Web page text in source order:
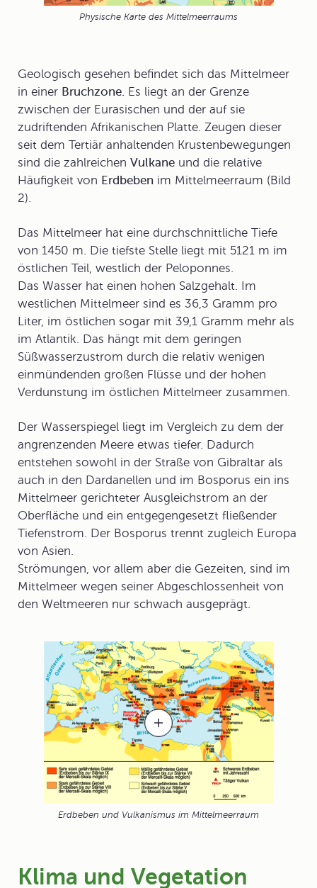
Physische Karte des Mittelmeerraums
Geologisch gesehen befindet sich das Mittelmeer
in einer Bruchzone. Es liegt an der Grenze
zwischen der Eurasischen und der auf sie
zudriftenden Afrikanischen Platte. Zeugen dieser
seit dem Tertiär anhaltenden Krustenbewegungen
sind die zahlreichen Vulkane und die relative
Häufigkeit von Erdbeben im Mittelmeerraum (Bild
2).
Das Mittelmeer hat eine durchschnittliche Tiefe
von 1450 m. Die tiefste Stelle liegt mit 5121 m im
östlichen Teil, westlich der Peloponnes.
Das Wasser hat einen hohen Salzgehalt. Im
westlichen Mittelmeer sind es 36,3 Gramm pro
Liter, im östlichen sogar mit 39,1 Gramm mehr als
im Atlantik. Das hängt mit dem geringen
Süßwasserzustrom durch die relativ wenigen
einmündenden großen Flüsse und der hohen
Verdunstung im östlichen Mittelmeer zusammen.
Der Wasserspiegel liegt im Vergleich zu dem der
angrenzenden Meere etwas tiefer. Dadurch
entstehen sowohl in der Straße von Gibraltar als
auch in den Dardanellen und im Bosporus ein ins
Mittelmeer gerichteter Ausgleichstrom an der
Oberfläche und ein entgegengesetzt fließender
Tiefenstrom. Der Bosporus trennt zugleich Europa
von Asien.
Strömungen, vor allem aber die Gezeiten, sind im
Mittelmeer wegen seiner Abgeschlossenheit von
den Weltmeeren nur schwach ausgeprägt.
Erdbeben und Vulkanismus im Mittelmeerraum
Klima und Vegetation